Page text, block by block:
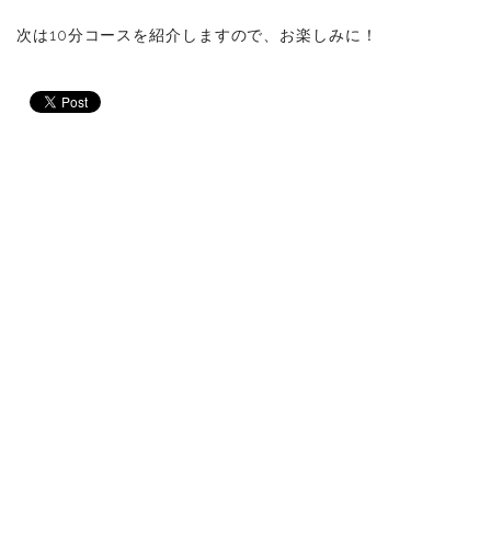
次は10分コースを紹介しますので、お楽しみに！